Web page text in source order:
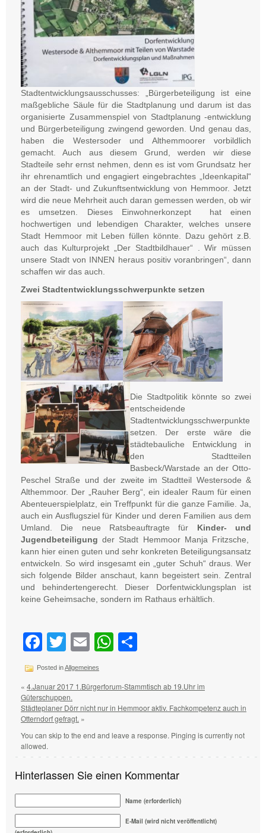
Stadtentwicklungsausschusses: „Bürgerbeteiligung ist eine
maßgebliche Säule für die Stadtplanung und darum ist das
organisierte Zusammenspiel von Stadtplanung -entwicklung
und Bürgerbeteiligung zwingend geworden. Und genau das,
haben die Westersoder und Althemmoorer vorbildlich
gemacht. Auch aus diesem Grund, werden wir diese
Stadteile sehr ernst nehmen, denn es ist vom Grundsatz her
ihr ehrenamtlich und engagiert eingebrachtes „Ideenkapital“
an der Stadt- und Zukunftsentwicklung von Hemmoor. Jetzt
wird die neue Mehrheit auch daran gemessen werden, ob wir
es umsetzen. Dieses Einwohnerkonzept hat einen
hochwertigen und lebendigen Charakter, welches unsere
Stadt Hemmoor mit Leben füllen könnte. Dazu gehört z.B.
auch das Kulturprojekt „Der Stadtbildhauer“ . Wir müssen
unsere Stadt von INNEN heraus positiv voranbringen“, dann
schaffen wir das auch.
Zwei Stadtentwicklungsschwerpunkte setzen
Die Stadtpolitik könnte so zwei
entscheidende
Stadtentwicklungsschwerpunkte
setzen. Der erste wäre die
städtebauliche Entwicklung in
den Stadtteilen
Basbeck/Warstade an der Otto-
Peschel Straße und der zweite im Stadtteil Westersode &
Althemmoor. Der „Rauher Berg“, ein idealer Raum für einen
Abenteuerspielplatz, ein Treffpunkt für die ganze Familie. Ja,
auch ein Ausflugsziel für Kinder und deren Familien aus dem
Umland. Die neue Ratsbeauftragte für Kinder- und
Jugendbeteiligung der Stadt Hemmoor Manja Fritzsche,
kann hier einen guten und sehr konkreten Beteiligungsansatz
entwickeln. So wird insgesamt ein „guter Schuh“ draus. Wer
sich folgende Bilder anschaut, kann begeistert sein. Zentral
und behindertengerecht. Dieser Dorfentwicklungsplan ist
keine Geheimsache, sondern im Rathaus erhältlich.
Facebook
Twitter
EmailWhatsApp
Posted inAllgemeines
« 4.Januar 2017 1.Bürgerforum-Stammtisch ab 19.Uhr im
Güterschuppen.
Städteplaner Dörr nicht nur in Hemmoor aktiv. Fachkompetenz auch in
Otterndorf gefragt. »
You can skip to the end and leave a response. Pinging is currently not
allowed.
Hinterlassen Sie einen Kommentar
Name (erforderlich)
E-Mail (wird nicht veröffentlicht)